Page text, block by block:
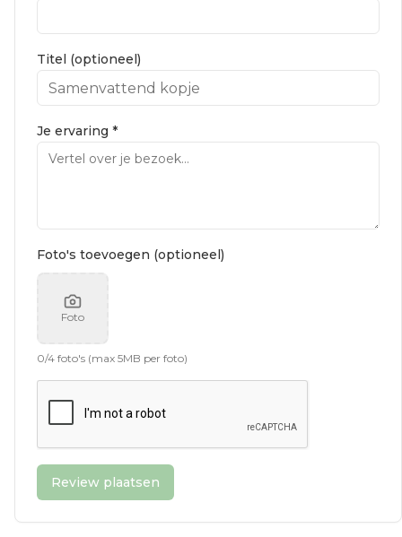
Titel (optioneel)
Je ervaring *
Foto's toevoegen (optioneel)
Foto
0/4 foto's (max 5MB per foto)
Review plaatsen